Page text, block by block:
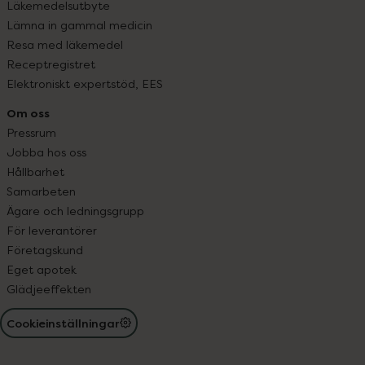
Läkemedelsutbyte
Lämna in gammal medicin
Resa med läkemedel
Receptregistret
Elektroniskt expertstöd, EES
Om oss
Pressrum
Jobba hos oss
Hållbarhet
Samarbeten
Ägare och ledningsgrupp
För leverantörer
Företagskund
Eget apotek
Glädjeeffekten
Cookieinställningar